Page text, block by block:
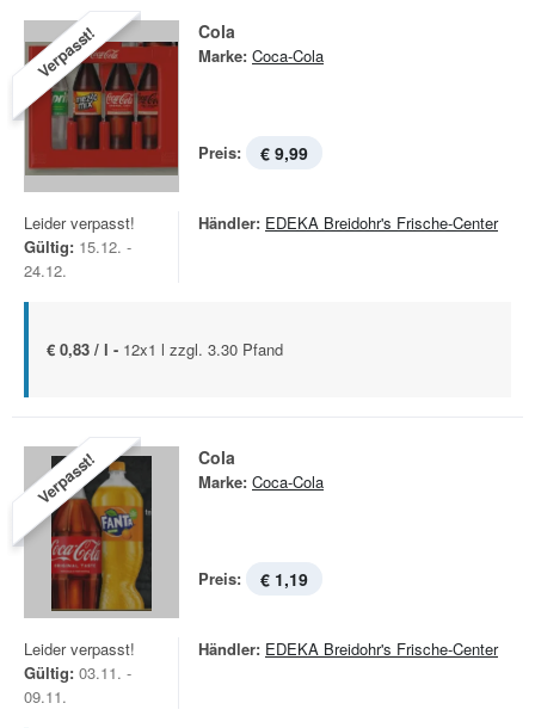
Verpasst! Cola
Marke: Coca-Cola
Preis: € 9,99
Leider verpasst!
Gültig: 15.12. -
24.12.
Händler: EDEKA Breidohr's Frische-Center
€ 0,83 / l - 12x1 l zzgl. 3.30 Pfand
Verpasst! Cola
Marke: Coca-Cola
Preis: € 1,19
Leider verpasst!
Gültig: 03.11. -
09.11.
Händler: EDEKA Breidohr's Frische-Center